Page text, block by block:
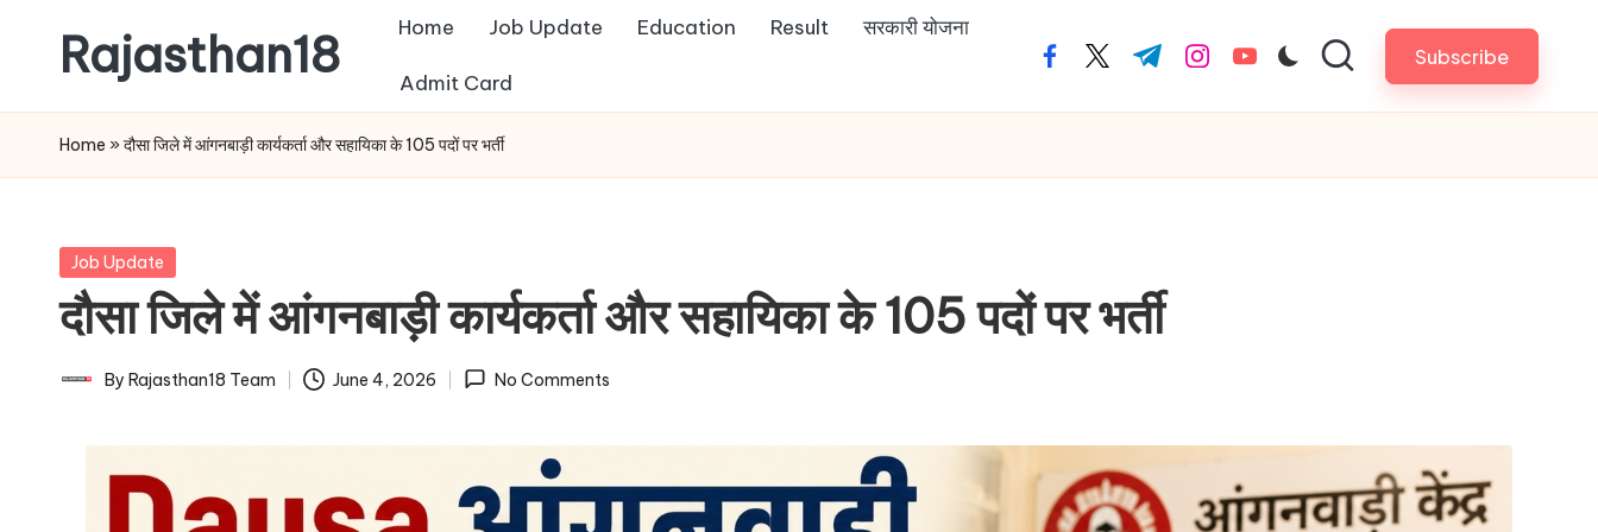
content
Rajasthan18
News
is
most
watched
and
the
most
respected
news
Home Job Update Education Result सरकारी योजना
Admit Card
facebook.com
twitter.com
t.me instagram.com
youtube.com Subscribe
Home » दौसा जिले में आंगनबाड़ी कार्यकर्ता और सहायिका के 105 पदों पर भर्ती
Posted
Job Update
दौसा जिले में आंगनबाड़ी कार्यकर्ता और सहायिका के 105 पदों पर भर्ती
Posted
By Rajasthan18 Team June 4, 2026 No Comments